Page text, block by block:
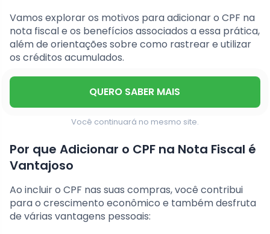
Vamos explorar os motivos para adicionar o CPF na
nota fiscal e os benefícios associados a essa prática,
além de orientações sobre como rastrear e utilizar
os créditos acumulados.
QUERO SABER MAIS
Você continuará no mesmo site.
Por que Adicionar o CPF na Nota Fiscal é
Vantajoso
Ao incluir o CPF nas suas compras, você contribui
para o crescimento econômico e também desfruta
de várias vantagens pessoais: